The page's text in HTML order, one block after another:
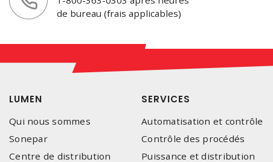
de bureau (frais applicables)
LUMEN
Qui nous sommes
Sonepar
Centre de distribution
SERVICES
Automatisation et contrôle
Contrôle des procédés
Puissance et distribution